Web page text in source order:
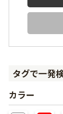
タグで一発
カラー